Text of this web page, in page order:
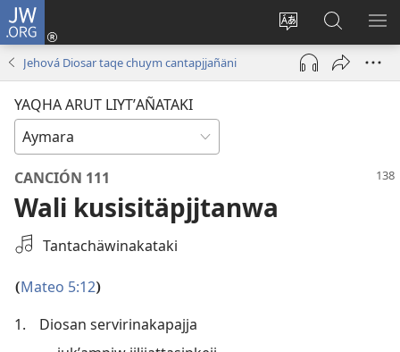
JW.ORG
Change
site
language
Cuentamar
mantañataki
(opens
JW.ORG:
Jehová Diosar taqe chuym cantapjjañäni
YAQHA ARUT LIYTʼAÑATAKI
CANCIÓN 111
Wali kusisitäpjjtanwa
Select
Audio
Tantachäwinakataki
(Mateo 5:12)
1.
Diosan servirinakapajja